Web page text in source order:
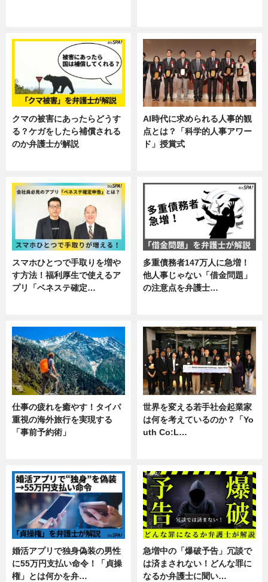
クマの被害にあったらどうす
る？ケガをしたら補償される
のか弁護士が解説
AI時代に求められる人事的観
点とは？「科学的人事アワー
ド」授賞式
スマホひとつで手取りを増や
す方法！福利厚生で使えるア
プリ「ベネステ確定…
多重債務者147万人に急増！
他人事じゃない「借金問題」
の注意点を弁護士…
仕事の疲れを癒やす！タイパ
重視の海外旅行を実現する
「事前予約術」
世界を変える若手社会起業家
は何を考えているのか？「Yo
uth Co:L…
婚活アプリで独身偽装の男性
に55万円支払い命令！「貞操
権」とは何かを弁…
急増中の「爆破予告」冗談で
は済まされない！どんな罪に
なるか弁護士に聞い…